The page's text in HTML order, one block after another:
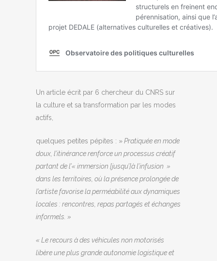
Un article écrit par 6 chercheur du CNRS sur
la culture et sa transformation par les modes
actifs,
quelques petites pépites : »Pratiquée en mode
doux, l’itinérance renforce un processus créatif
partant de l’« immersion [jusqu’]à l’infusion »
dans les territoires, où la présence prolongée de
l’artiste favorise la perméabilité aux dynamiques
locales : rencontres, repas partagés et échanges
informels. »
« Le recours à des véhicules non motorisés
libère une plus grande autonomie logistique et